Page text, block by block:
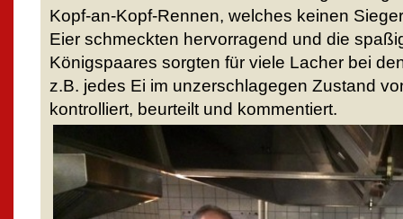
Kopf-an-Kopf-Rennen, welches keinen
Eier schmeckten hervorragend und die
Königspaares sorgten für viele Lacher bei
z.B. jedes Ei im unzerschlagegen Zustand
kontrolliert, beurteilt und kommentiert.